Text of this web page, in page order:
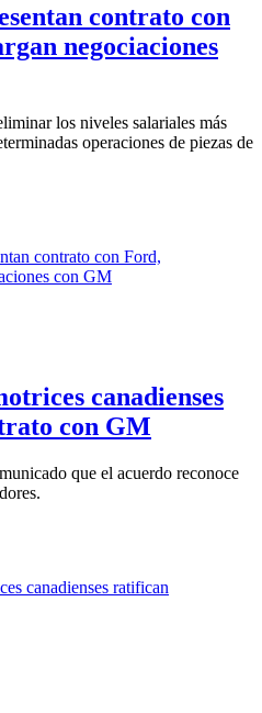
contrato con
negociaciones
los niveles salariales más
operaciones de piezas de
canadienses
con GM
que el acuerdo reconoce